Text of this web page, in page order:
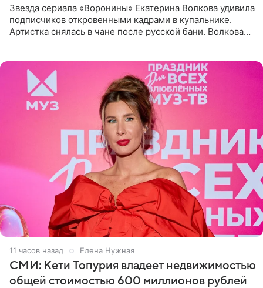
Звезда сериала «Воронины» Екатерина Волкова удивила
подписчиков откровенными кадрами в купальнике.
Артистка снялась в чане после русской бани. Волкова
11 часов назад Елена Нужная
СМИ: Кети Топурия владеет недвижимостью
общей стоимостью 600 миллионов рублей